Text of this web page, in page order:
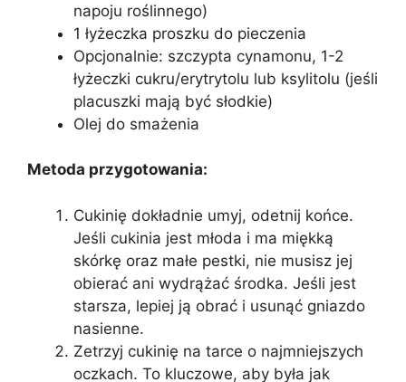
napoju roślinnego)
1 łyżeczka proszku do pieczenia
Opcjonalnie: szczypta cynamonu, 1-2
łyżeczki cukru/erytrytolu lub ksylitolu (jeśli
placuszki mają być słodkie)
Olej do smażenia
Metoda przygotowania:
Cukinię dokładnie umyj, odetnij końce.
Jeśli cukinia jest młoda i ma miękką
skórkę oraz małe pestki, nie musisz jej
obierać ani wydrążać środka. Jeśli jest
starsza, lepiej ją obrać i usunąć gniazdo
nasienne.
Zetrzyj cukinię na tarce o najmniejszych
oczkach. To kluczowe, aby była jak